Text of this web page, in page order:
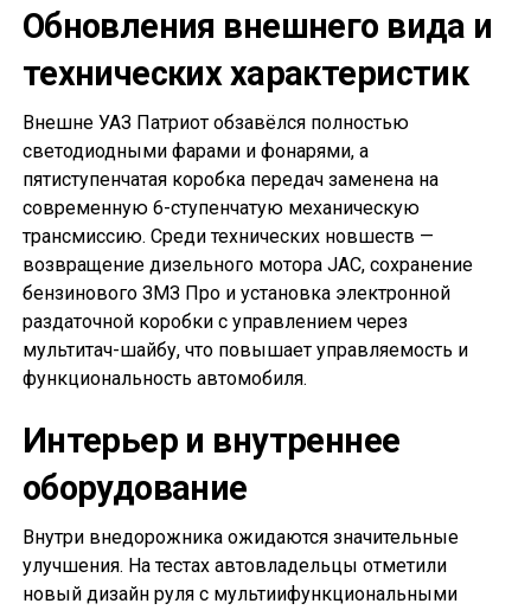
Обновления внешнего вида и
технических характеристик
Внешне УАЗ Патриот обзавёлся полностью
светодиодными фарами и фонарями, а
пятиступенчатая коробка передач заменена на
современную 6-ступенчатую механическую
трансмиссию. Среди технических новшеств —
возвращение дизельного мотора JAC, сохранение
бензинового ЗМЗ Про и установка электронной
раздаточной коробки с управлением через
мультитач-шайбу, что повышает управляемость и
функциональность автомобиля.
Интерьер и внутреннее
оборудование
Внутри внедорожника ожидаются значительные
улучшения. На тестах автовладельцы отметили
новый дизайн руля с мультиифункциональными